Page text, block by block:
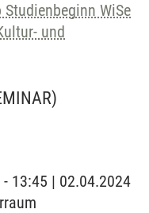
WiSe
und
13:45 | 02.04.2024